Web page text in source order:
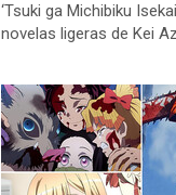
‘Tsuki ga Michibiku
novelas ligeras de Kei